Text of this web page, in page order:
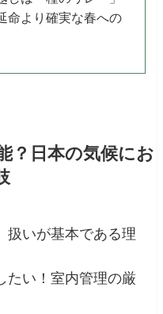
命より確実な春への
？日本の気候にお
扱いが基本である理
たい！室内管理の厳